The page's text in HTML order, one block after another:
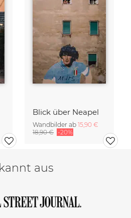
Blick über Neapel
Wandbilder ab 15,90 €
18,90 € -20%
aus